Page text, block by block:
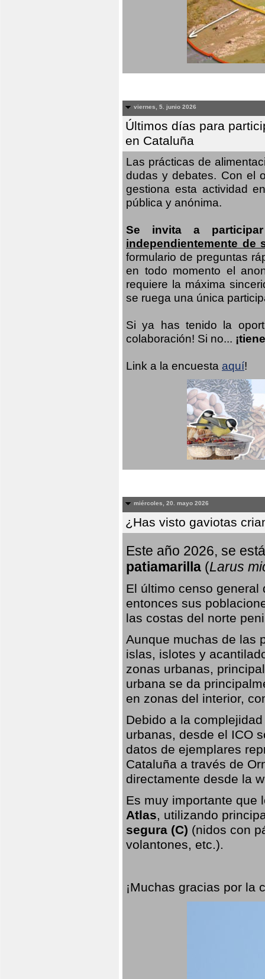
viernes, 5. junio 2026
Últimos días para
en Cataluña
Las prácticas de
dudas y debates. Con el
gestiona esta actividad
pública y anónima.
Se invita a
independientemente
formulario de preguntas
en todo momento el
requiere la máxima
se ruega una única
Si ya has tenido la
colaboración! Si no...
Link a la encuesta aquí!
miércoles, 20. mayo 2026
¿Has visto gaviotas
Este año 2026, se
patiamarilla (Larus
El último censo
entonces sus
las costas del norte
Aunque muchas de las
islas, islotes y
zonas urbanas,
urbana se da
en zonas del interior,
Debido a la
urbanas, desde el ICO
datos de ejemplares
Cataluña a través de
directamente desde la
Es muy importante que
Atlas, utilizando
segura (C) (nidos con
volantones, etc.).
¡Muchas gracias por la